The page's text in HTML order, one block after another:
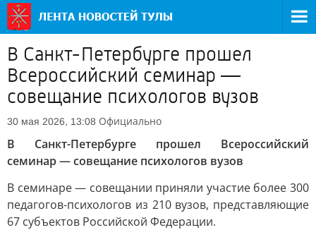
В Санкт-Петербурге прошел
Всероссийский семинар —
совещание психологов вузов
30 мая 2026, 13:08 Официально
В Санкт-Петербурге прошел Всероссийский
семинар — совещание психологов вузов
В семинаре — совещании приняли участие более 300
педагогов-психологов из 210 вузов, представляющие
67 субъектов Российской Федерации.